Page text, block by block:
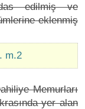
edilmiş ve
eklenmiş
m.2
Memurları
yer alan